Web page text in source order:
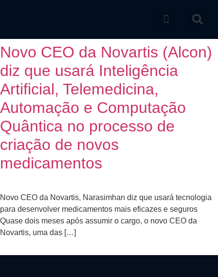
Novo CEO da Novartis (Alcon)
diz que usará Inteligência
Artificial, Telemedicina,
Automação e Computação
Quântica no processo de
criação de novos
medicamentos
Novo CEO da Novartis, Narasimhan diz que usará tecnologia
para desenvolver medicamentos mais eficazes e seguros
Quase dois meses após assumir o cargo, o novo CEO da
Novartis, uma das […]